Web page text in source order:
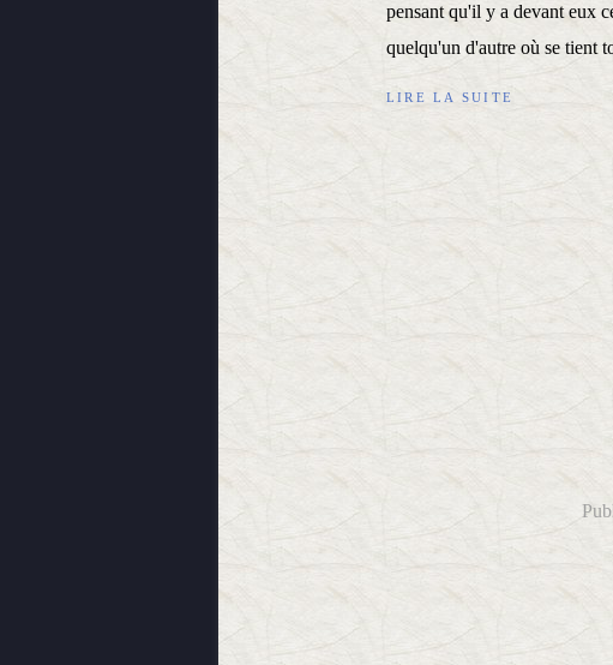
pensant qu'il y a devant eux
quelqu'un d'autre où se tient
LIRE LA SUITE